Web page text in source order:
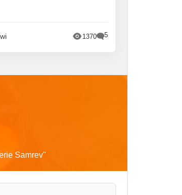
1370 5
Samrev"